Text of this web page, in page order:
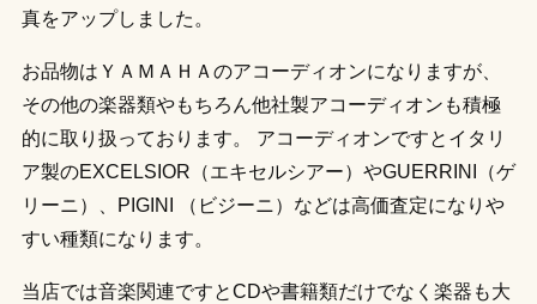
真をアップしました。
お品物はＹＡＭＡＨＡのアコーディオンになりますが、
その他の楽器類やもちろん他社製アコーディオンも積極
的に取り扱っております。 アコーディオンですとイタリ
ア製のEXCELSIOR（エキセルシアー）やGUERRINI（ゲ
リーニ）、PIGINI （ビジーニ）などは高価査定になりや
すい種類になります。
当店では音楽関連ですとCDや書籍類だけでなく楽器も大